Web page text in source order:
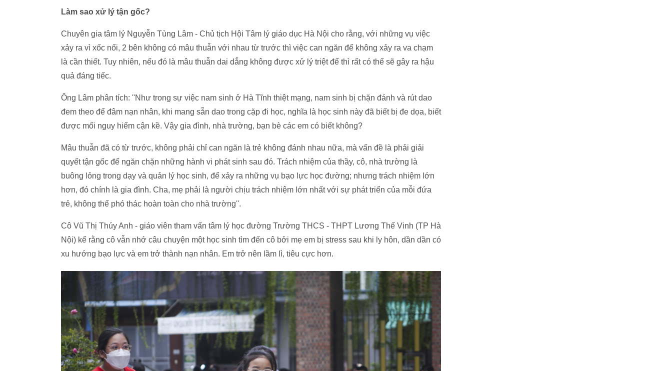
Làm sao xử lý tận gốc?
Chuyên gia tâm lý Nguyễn Tùng Lâm - Chủ tịch Hội Tâm lý giáo dục Hà Nội cho rằng, với những vụ việc
xảy ra vì xốc nổi, 2 bên không có mâu thuẫn với nhau từ trước thì việc can ngăn để không xảy ra va chạm
là cần thiết. Tuy nhiên, nếu đó là mâu thuẫn dai dẳng không được xử lý triệt để thì rất có thể sẽ gây ra hậu
quả đáng tiếc.
Ông Lâm phân tích: ''Như trong sự việc nam sinh ở Hà Tĩnh thiệt mạng, nam sinh bị chặn đánh và rút dao
đem theo để đâm nạn nhân, khi mang sẵn dao trong cặp đi học, nghĩa là học sinh này đã biết bị đe dọa, biết
được mối nguy hiểm cận kề. Vậy gia đình, nhà trường, bạn bè các em có biết không?
Mâu thuẫn đã có từ trước, không phải chỉ can ngăn là trẻ không đánh nhau nữa, mà vấn đề là phải giải
quyết tận gốc để ngăn chặn những hành vi phát sinh sau đó. Trách nhiệm của thầy, cô, nhà trường là
buông lỏng trong dạy và quản lý học sinh, để xảy ra những vụ bạo lực học đường; nhưng trách nhiệm lớn
hơn, đó chính là gia đình. Cha, mẹ phải là người chịu trách nhiệm lớn nhất với sự phát triển của mỗi đứa
trẻ, không thể phó thác hoàn toàn cho nhà trường''.
Cô Vũ Thị Thúy Anh - giáo viên tham vấn tâm lý học đường Trường THCS - THPT Lương Thế Vinh (TP Hà
Nội) kể rằng cô vẫn nhớ câu chuyện một học sinh tìm đến cô bởi mẹ em bị stress sau khi ly hôn, dần dần có
xu hướng bạo lực và em trở thành nạn nhân. Em trở nên lầm lì, tiêu cực hơn.